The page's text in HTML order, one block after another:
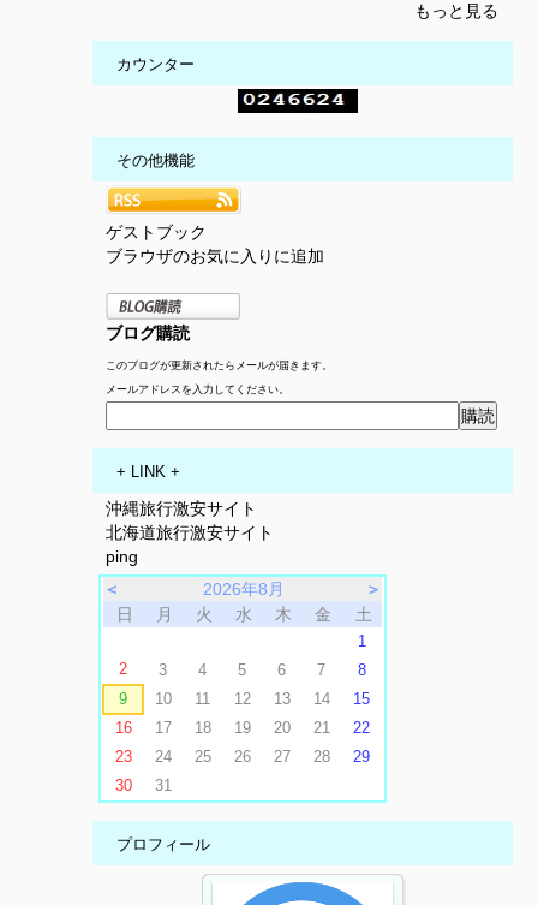
もっと見る
カウンター
その他機能
ゲストブック
ブラウザのお気に入りに追加
ブログ購読
このブログが更新されたらメールが届きます。
メールアドレスを入力してください。
+ LINK +
沖縄旅行激安サイト
北海道旅行激安サイト
ping
＜
2026年8月
＞
日
月 火 水 木 金 土
1
2
3 4 5 6 7
8
9
10 11 12 13 14
15
16
17 18 19 20 21
22
23
24 25 26 27 28
29
30
31
プロフィール